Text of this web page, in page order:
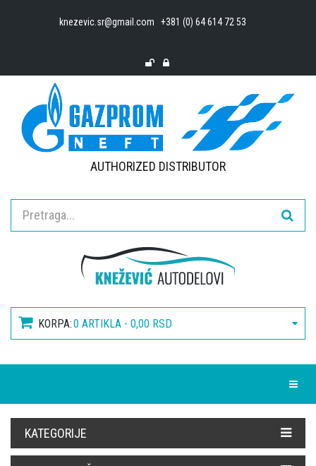
knezevic.sr@gmail.com +381 (0) 64 614 72 53
AUTHORIZED DISTRIBUTOR
KORPA:0 ARTIKLA - 0,00 RSD
KATEGORIJE